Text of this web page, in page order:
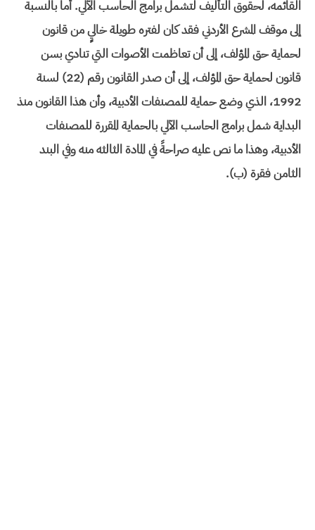
القائمه، لحقوق التأليف لتشمل برامج الحاسب الآلي. أما بالنسبة
إلى موقف المشرع الأردني فقد كان لفتره طويلة خاليٍ من قانون
لحماية حق المؤلف، إلى أن تعاظمت الأصوات التي تنادي بسن
قانون لحماية حق المؤلف، إلى أن صدر القانون رقم (22) لسنة
1992، الذي وضع حماية للمصنفات الأدبية، وأن هذا القانون منذ
البداية شمل برامج الحاسب الآلي بالحماية المقررة للمصنفات
الأدبية، وهذا ما نص عليه صراحةً في المادة الثالثه منه وفي البند
الثامن فقرة (ب).